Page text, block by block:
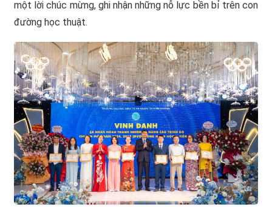
một lời chúc mừng, ghi nhận những nỗ lực bền bỉ trên con
đường học thuật.